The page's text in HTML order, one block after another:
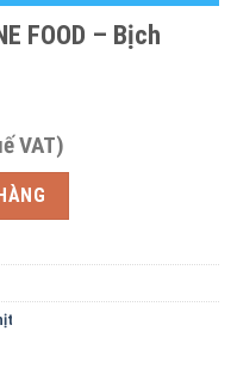
FOOD – Bịch
VAT)
320gr số lượng